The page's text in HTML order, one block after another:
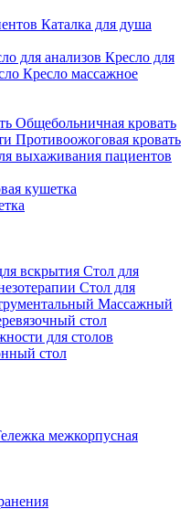
Каталка для душа
для анализов Кресло для
Кресло массажное
Общебольничная кровать
Противоожоговая кровать
выхаживания пациентов
кушетка
вскрытия Стол для
Стол для
Массажный
стол
для столов
стол
межкорпусная